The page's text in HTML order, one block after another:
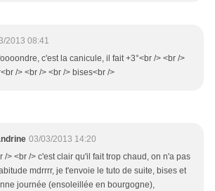
2013 08:41
c'est la canicule, il fait +3°<br /> <br />
/> <br /> <br /> bises<br />
03/03/2013 14:20
/> <br /> c'est clair qu'il fait trop chaud, on n'a pas
mdrrrr, je t'envoie le tuto de suite, bises et
journée (ensoleillée en bourgogne),